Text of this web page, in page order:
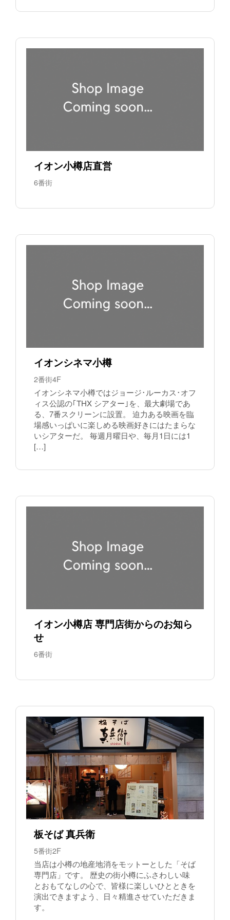
イオン小樽店直営
6番街
イオンシネマ小樽
2番街4F
イオンシネマ小樽ではジョージ･ルーカス･オフ
ィス公認の｢THX シアター｣を、最大劇場であ
る、7番スクリーンに設置。 迫力ある映画を臨
場感いっぱいに楽しめる映画好きにはたまらな
いシアターだ。 毎週月曜日や、毎月1日には1
[…]
イオン小樽店 専門店街からのお知ら
せ
6番街
板そば 真兵衛
5番街2F
当店は小樽の地産地消をモットーとした「そば
専門店」です。 歴史の街小樽にふさわしい味
とおもてなしの心で、皆様に楽しいひとときを
演出できますよう、日々精進させていただきま
す。